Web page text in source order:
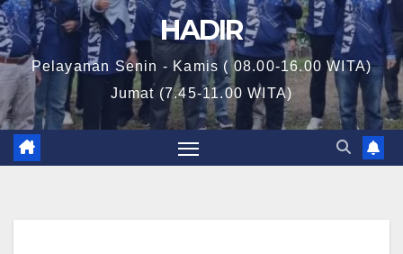
HADIR
Pelayanan Senin - Kamis ( 08.00-16.00 WITA)
Jumat (7.45-11.00 WITA)